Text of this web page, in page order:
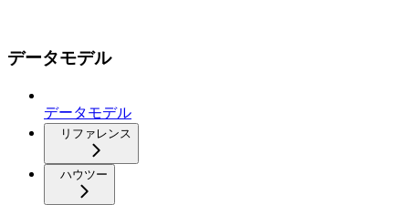
データモデル
データモデル
リファレンス
ハウツー